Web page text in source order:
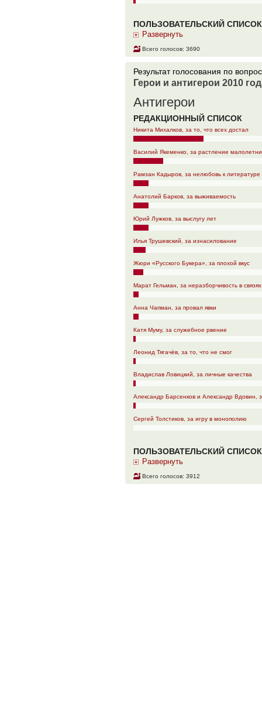
ПОЛЬЗОВАТЕЛЬСКИЙ СПИСОК
Развернуть
Всего голосов: 3690
Результат голоcования по
Герои и антигерои 2010
Антигерои
РЕДАКЦИОННЫЙ СПИСОК
Никита Михалков, за то, что всех достал
Василий Якеменко, за растление
Рамзан Кадыров, за нелюбовь к литературе
Анатолий Барков, за выживаемость
Юрий Лужков, за выслугу лет
Илья Трушевский, за изнасилование
Жюри «Русского Букера», за плохой вкус
Марат Гельман, за неразборчивость в связях
Анна Чапман, за провал явки
Катя Муму, за служебное рвение
Леонид Тягачёв, за то, что не смог
Владислав Ловицкий, за личные качества
Александр Барсенков и Александр Вдовин,
Сергей Толстиков, за игру в монополию
ПОЛЬЗОВАТЕЛЬСКИЙ СПИСОК
Развернуть
Всего голосов: 3912